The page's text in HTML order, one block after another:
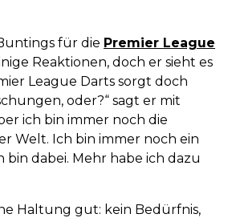
für die Premier League
Reaktionen, doch er sieht es
League Darts sorgt doch
oder?“ sagt er mit
ich bin immer noch die
Welt. Ich bin immer noch ein
bin dabei. Mehr habe ich dazu
Haltung gut: kein Bedürfnis,